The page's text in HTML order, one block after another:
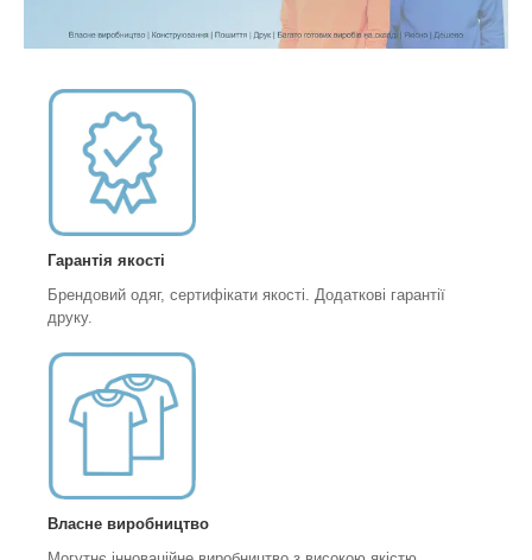
Гарантія якості
Брендовий одяг, сертифікати якості. Додаткові гарантії
друку.
Власне виробництво